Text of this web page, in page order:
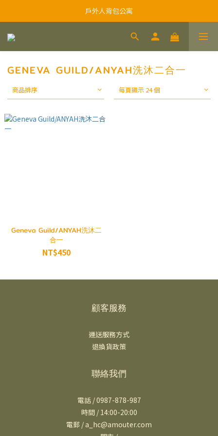
戶外人背包公寓
GENEVA GUILD/ANYAH洗沐二合一
商品排序 每頁顯示 24 個
Geneva Guild/ANYAH洗沐二
合一
NT$450
顧客服務
運送服務方式
退換貨政策
聯絡我們
電話 / 0987-878-987
時間 / 14:00-20:00
電郵 / a_hc@amouter.com